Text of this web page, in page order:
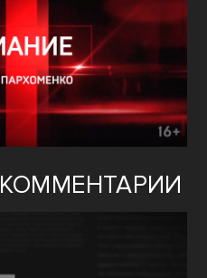
КОММЕНТАРИИ